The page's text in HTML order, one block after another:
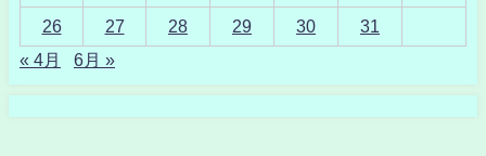
26 27 28 29 30
31
« 4月
6月 »